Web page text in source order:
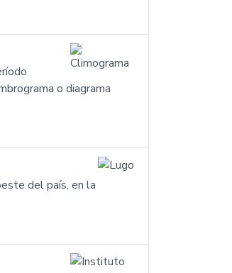
o diagrama
del país, en la